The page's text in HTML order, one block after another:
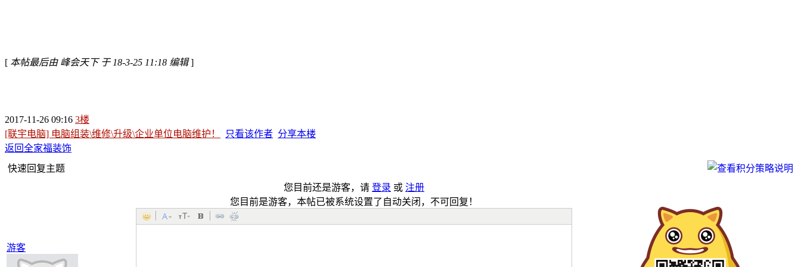
[ 本帖最后由 峰会天下 于 18-3-25 11:18 编辑]
2017-11-26 09:16 3楼
[联宇电脑] 电脑组装\维修\升级\企业单位电脑维护！
只看该作者 分享本楼
返回全家福装饰
快速回复主题
游客
您目前还是游客，请 登录 或 注册
您目前是游客，本帖已被系统设置了自动关闭，不可回复！